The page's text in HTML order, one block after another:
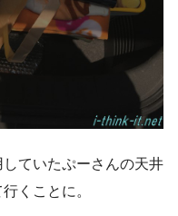
ていたぷーさんの天井
くことに。